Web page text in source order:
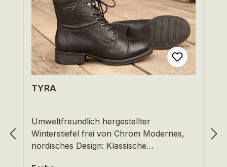
TYRA
Umweltfreundlich hergestellter
Winterstiefel frei von Chrom Modernes,
nordisches Design: Klassische